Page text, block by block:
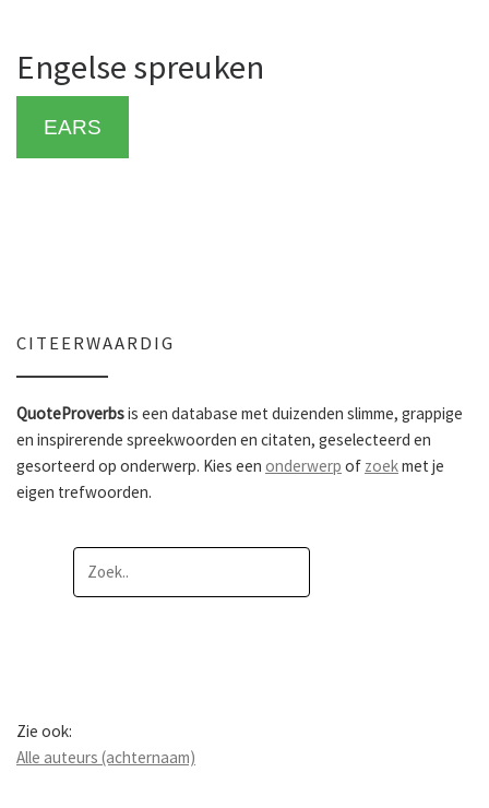
Engelse spreuken
EARS
CITEERWAARDIG
QuoteProverbsis een database met duizenden slimme, grappige
en inspirerende spreekwoorden en citaten, geselecteerd en
gesorteerd op onderwerp. Kies een onderwerp of zoekmet je
eigen trefwoorden.
Zie ook:
Alle auteurs (achternaam)